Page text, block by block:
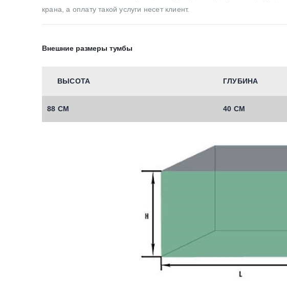
крана, а оплату такой услуги несет клиент.
Внешние размеры тумбы
ВЫСОТА ГЛУБИНА
88 СМ 40 СМ